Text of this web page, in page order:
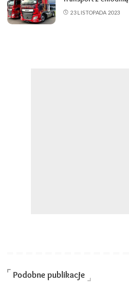
23 LISTOPADA 2023
Podobne publikacje